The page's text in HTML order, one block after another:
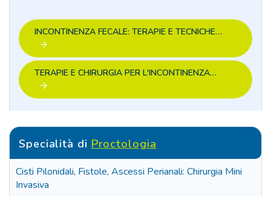
INCONTINENZA FECALE: TERAPIE E TECNICHE…
TERAPIE E CHIRURGIA PER L'INCONTINENZA…
Specialità di Proctologia
Cisti Pilonidali, Fistole, Ascessi Perianali: Chirurgia Mini
Invasiva